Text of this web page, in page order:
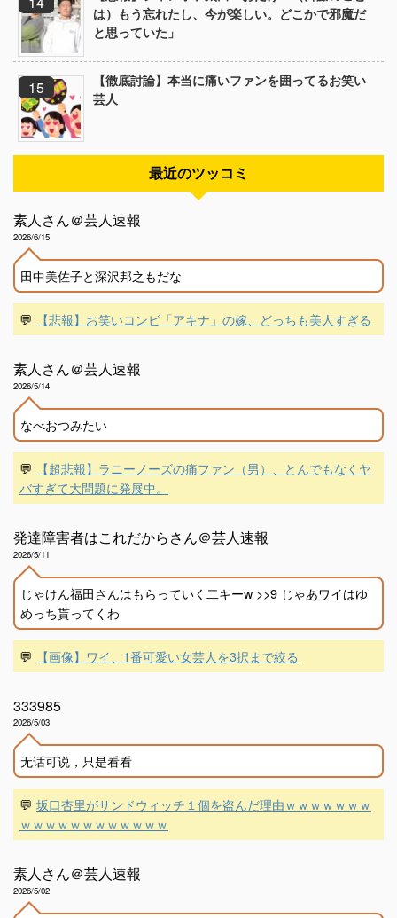
は）もう忘れたし、今が楽しい。どこかで邪魔だ
と思っていた」
【徹底討論】本当に痛いファンを囲ってるお笑い
芸人
最近のツッコミ
素人さん＠芸人速報
2026/6/15
田中美佐子と深沢邦之もだな
💬 【悲報】お笑いコンビ「アキナ」の嫁、どっちも美人すぎる
素人さん＠芸人速報
2026/5/14
なべおつみたい
💬
【超悲報】ラニーノーズの痛ファン（男）、とんでもなくヤ
バすぎて大問題に発展中。
発達障害者はこれだからさん＠芸人速報
2026/5/11
じゃけん福田さんはもらっていく二キーw >>9 じゃあワイはゆ
めっち貰ってくわ
💬 【画像】ワイ、1番可愛い女芸人を3択まで絞る
333985
2026/5/03
无话可说，只是看看
💬 坂口杏里がサンドウィッチ１個を盗んだ理由ｗｗｗｗｗｗｗ
ｗｗｗｗｗｗｗｗｗｗｗｗ
素人さん＠芸人速報
2026/5/02